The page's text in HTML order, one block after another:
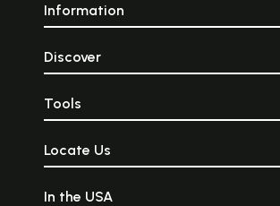
Information
Discover
Tools
Locate Us
In the USA